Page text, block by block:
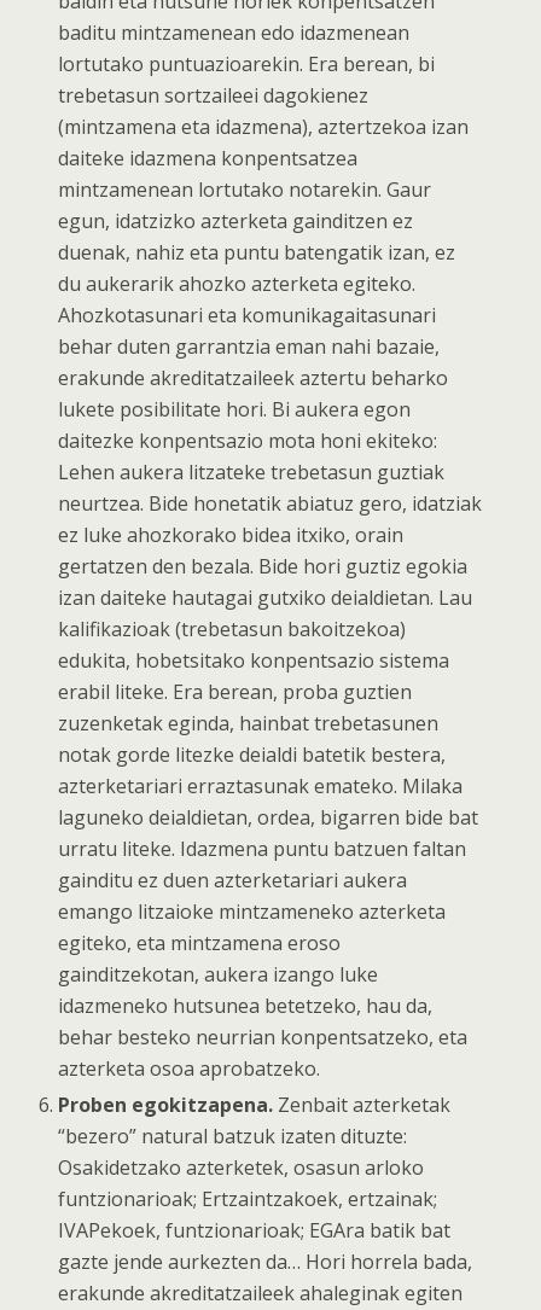
baditu mintzamenean edo idazmenean
lortutako puntuazioarekin. Era berean, bi
trebetasun sortzaileei dagokienez
(mintzamena eta idazmena), aztertzekoa izan
daiteke idazmena konpentsatzea
mintzamenean lortutako notarekin. Gaur
egun, idatzizko azterketa gainditzen ez
duenak, nahiz eta puntu batengatik izan, ez
du aukerarik ahozko azterketa egiteko.
Ahozkotasunari eta komunikagaitasunari
behar duten garrantzia eman nahi bazaie,
erakunde akreditatzaileek aztertu beharko
lukete posibilitate hori. Bi aukera egon
daitezke konpentsazio mota honi ekiteko:
Lehen aukera litzateke trebetasun guztiak
neurtzea. Bide honetatik abiatuz gero, idatziak
ez luke ahozkorako bidea itxiko, orain
gertatzen den bezala. Bide hori guztiz egokia
izan daiteke hautagai gutxiko deialdietan. Lau
kalifikazioak (trebetasun bakoitzekoa)
edukita, hobetsitako konpentsazio sistema
erabil liteke. Era berean, proba guztien
zuzenketak eginda, hainbat trebetasunen
notak gorde litezke deialdi batetik bestera,
azterketariari erraztasunak emateko. Milaka
laguneko deialdietan, ordea, bigarren bide bat
urratu liteke. Idazmena puntu batzuen faltan
gainditu ez duen azterketariari aukera
emango litzaioke mintzameneko azterketa
egiteko, eta mintzamena eroso
gainditzekotan, aukera izango luke
idazmeneko hutsunea betetzeko, hau da,
behar besteko neurrian konpentsatzeko, eta
azterketa osoa aprobatzeko.
Proben egokitzapena. Zenbait azterketak
“bezero” natural batzuk izaten dituzte:
Osakidetzako azterketek, osasun arloko
funtzionarioak; Ertzaintzakoek, ertzainak;
IVAPekoek, funtzionarioak; EGAra batik bat
gazte jende aurkezten da… Hori horrela bada,
erakunde akreditatzaileek ahaleginak egiten